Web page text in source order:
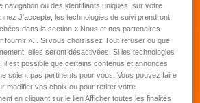
devis pour une
habitation
navigation ou des identifiants uniques, sur votre
J'accepte, les technologies de suivi prendront
dans la section « Nous et nos partenaires
fournir ». . Si vous choisissez Tout refuser ou que
elles seront désactivées. Si les technologies
il est possible que certains contenus et annonces
soient pas pertinents pour vous. Vous pouvez faire
modifier vos choix ou pour retirer votre
en cliquant sur le lien Afficher toutes les finalités